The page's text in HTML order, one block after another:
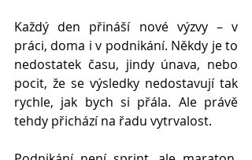
Každý den přináší nové výzvy – v
práci, doma i v podnikání. Někdy je to
nedostatek času, jindy únava, nebo
pocit, že se výsledky nedostavují tak
rychle, jak bych si přála. Ale právě
tehdy přichází na řadu vytrvalost.